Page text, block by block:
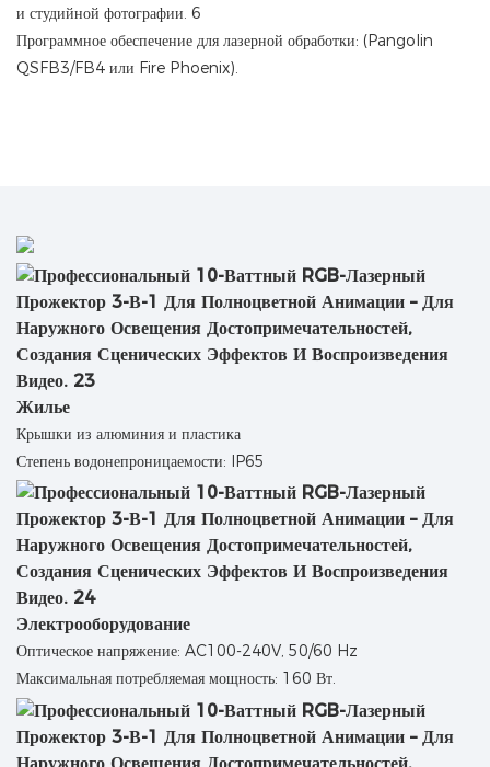
Программное обеспечение для лазерной обработки: (Pangolin
QSFB3/FB4 или Fire Phoenix).
Жилье
Крышки из алюминия и пластика
Степень водонепроницаемости: IP65
Электрооборудование
Оптическое напряжение: AC100-240V, 50/60 Hz
Максимальная потребляемая мощность: 160 Вт.